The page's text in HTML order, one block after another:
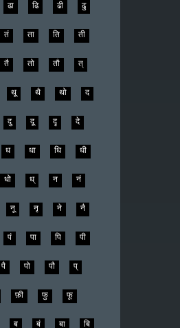
ढा ढि ढी ढु
तं ता ति ती
तै तो तौ त्
थू थै थो द
दु दू दृ दे
ध धा धि धी
धो ध् न नं
नू नृ ने नै
पं पा पि पी
पै पो पौ प्
फ़ी फु फू
ब बं बा बि